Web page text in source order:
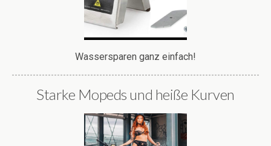
Wassersparen ganz einfach!
Starke Mopeds und heiße Kurven